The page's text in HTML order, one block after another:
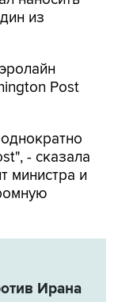
из
Post
- сказала
министра и
Ирана